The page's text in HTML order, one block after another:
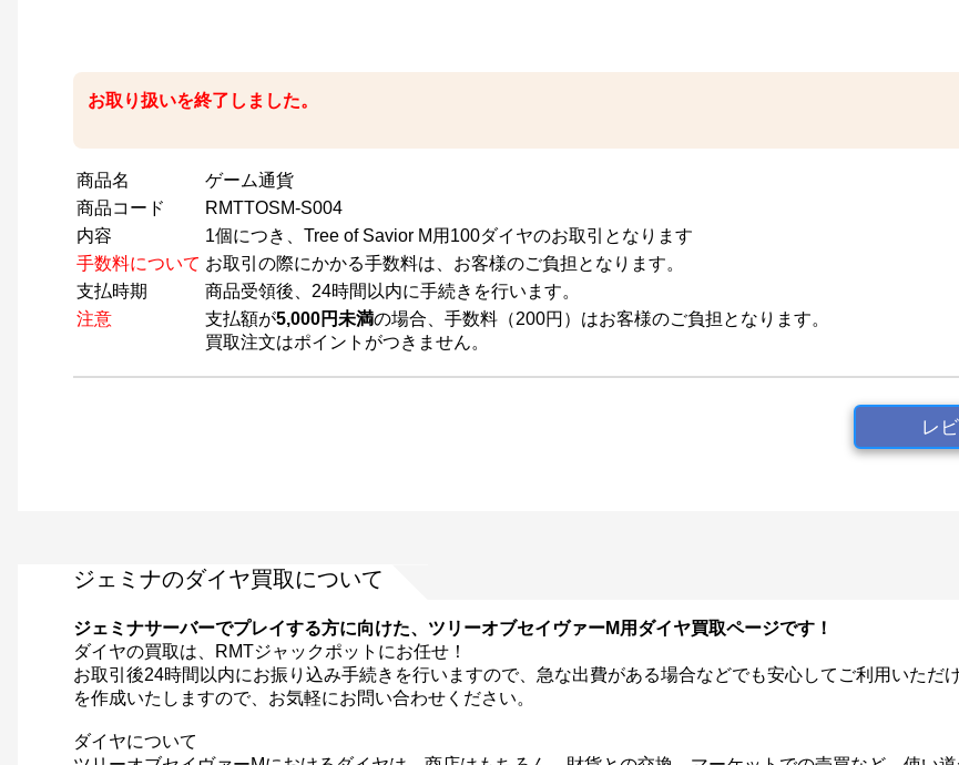
お取り扱いを終了しました。
商品名
ゲーム通貨
商品コード
RMTTOSM-S004
内容
1個につき、Tree of Savior M用100ダイヤのお取引となります
手数料について お取引の際にかかる手数料は、お客様のご負担となります。
支払時期
商品受領後、24時間以内に手続きを行います。
注意
支払額が5,000円未満の場合、手数料（200円）はお客様のご負担となります。
買取注文はポイントがつきません。
レ
ジェミナのダイヤ買取について
ジェミナサーバーでプレイする方に向けた、ツリーオブセイヴァーM用ダイヤ買取ページです！
ダイヤの買取は、RMTジャックポットにお任せ！
お取引後24時間以内にお振り込み手続きを行いますので、急な出費がある場合などでも安心してご利用いただ
を作成いたしますので、お気軽にお問い合わせください。
ダイヤについて